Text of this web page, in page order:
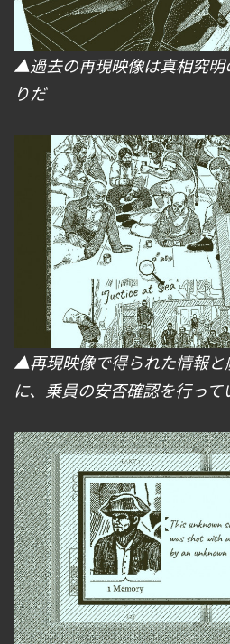
▲過去の再現映像は真相究明
りだ
▲再現映像で得られた情報と
に、乗員の安否確認を行って